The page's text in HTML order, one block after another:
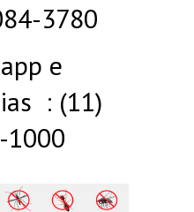
3780
e
: (11)
1000